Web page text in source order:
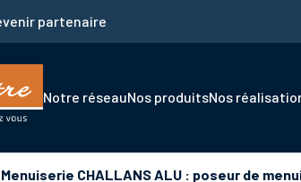
partenaire
Navigation
Notre réseauNos produitsNos
Menuiserie CHALLANS ALU : poseur de